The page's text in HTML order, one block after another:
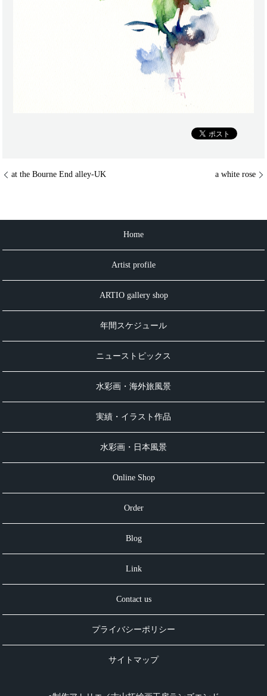
at the Bourne End alley-UK a white rose
Home
Artist profile
ARTIO gallery shop
年間スケジュール
ニューストピックス
水彩画・海外旅風景
実績・イラスト作品
水彩画・日本風景
Online Shop
Order
Blog
Link
Contact us
プライバシーポリシー
サイトマップ